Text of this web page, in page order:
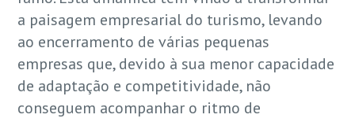
a paisagem empresarial do turismo, levando
ao encerramento de várias pequenas
empresas que, devido à sua menor capacidade
de adaptação e competitividade, não
conseguem acompanhar o ritmo de